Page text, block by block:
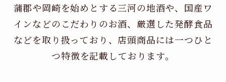
蒲郡や岡崎を始めとする三河の地酒や、国産ワ
インなどのこだわりのお酒、 厳選した発酵食品
などを取り扱っており、店頭商品には一つひと
つ特徴を記載しております。